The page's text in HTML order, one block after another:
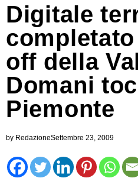
Digitale
off della
Domani
Piemonte
by RedazioneSettembre 23, 2009